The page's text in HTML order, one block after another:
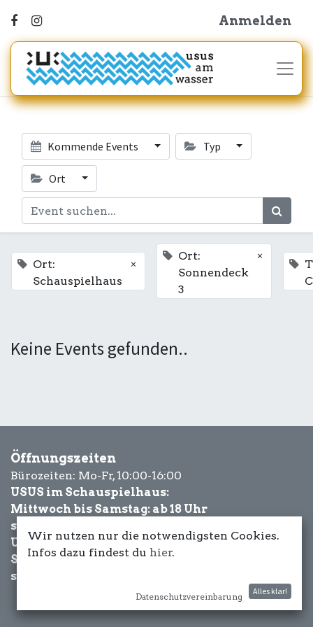
Anmelden
Kommende Events Typ
Ort
Ort:
Schauspielhaus
×
Ort:
Sonnendeck
3
×
Keine Events gefunden..
Öffnungszeiten
Bürozeiten: Mo-Fr, 10:00-16:00
USUS im Schauspielhaus:
Mittwoch bis Samstag: ab 18 Uhr
sowie Eventbezogen.
USUS am Wasser:
Schönwetter-
sowie Eventbezogen.
Wir nutzen nur die notwendigsten Cookies.
Infos dazu findest du hier.
Datenschutzvereinbarung
Alles klar!